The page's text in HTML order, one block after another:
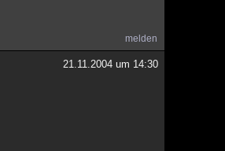
melden
21.11.2004 um 14:30